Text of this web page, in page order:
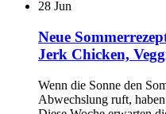
28 Jun
Neue
Jerk Chicken,
Wenn die Sonne den
Abwechslung ruft,